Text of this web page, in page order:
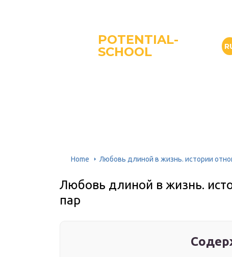
POTENTIAL-
SCHOOL
Home Любовь длиной в жизнь. истории
Любовь длиной в жизнь.
пар